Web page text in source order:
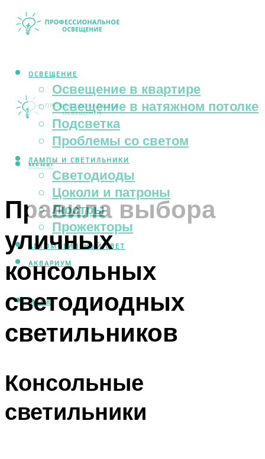
ОСВЕЩЕНИЕ
Освещение в квартире
Освещение в натяжном потолке
Подсветка
Проблемы со светом
ЛАМПЫ И СВЕТИЛЬНИКИ
Светодиоды
Цоколи и патроны
Люстры
Прожекторы
АВТОМОБИЛЬНЫЙ СВЕТ
АКВАРИУМ
МЕНЮ
МЕНЮ
Правила выбора
уличных
консольных
светодиодных
светильников
Консольные
светильники